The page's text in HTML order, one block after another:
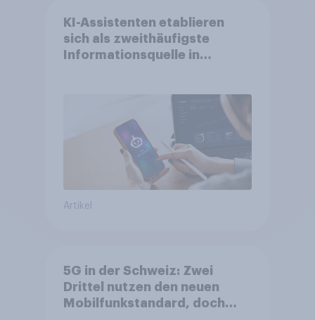
KI-Assistenten etablieren
sich als zweithäufigste
Informationsquelle in
Artikel
5G in der Schweiz: Zwei
Drittel nutzen den neuen
Mobilfunkstandard, doch